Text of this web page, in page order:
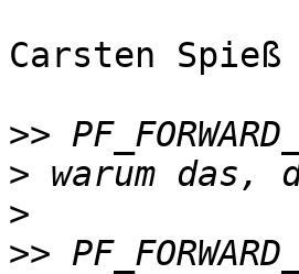
Carsten Spieß
>>
>
>
>>